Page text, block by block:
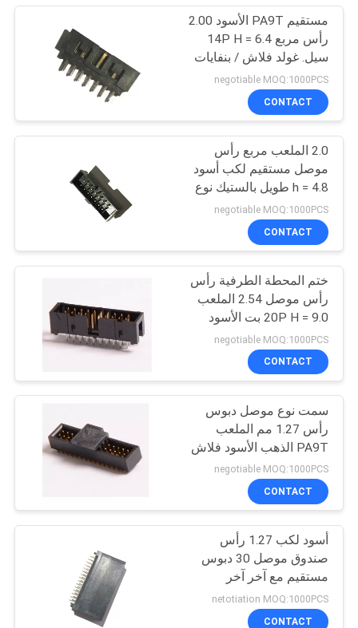
رأس مزلاج
المجلس إلى مجلس
موصل
51
محطة كتلة موصل
98
دين 41612 موصل
9
مستقيم PA9T الأسود 2.00
رأس مربع 14P H = 6.4
سيل. غولد فلاش / بنفايات
بن
negotiable MOQ:1000PCS
CONTACT
2.0 الملعب مربع رأس
موصل مستقيم لكب أسود
h = 4.8 طويل بالستيك نوع
UL94V-0
negotiable MOQ:1000PCS
CONTACT
ختم المحطة الطرفية رأس
رأس موصل 2.54 الملعب
20P H = 9.0 بت الأسود
بنفايات
negotiable MOQ:1000PCS
CONTACT
سمت نوع موصل دبوس
رأس 1.27 مم الملعب
PA9T الذهب الأسود فلاش
روهس
negotiable MOQ:1000PCS
CONTACT
أسود لكب 1.27 رأس
صندوق موصل 30 دبوس
مستقيم مع آخر آخر
netotiation MOQ:1000PCS
CONTACT